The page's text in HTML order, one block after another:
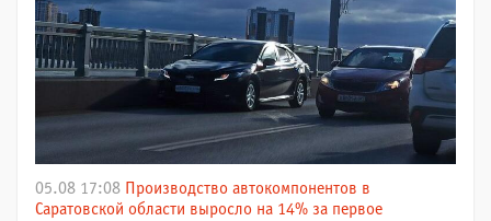
05.08 17:08 Производство автокомпонентов в
Саратовской области выросло на 14% за первое